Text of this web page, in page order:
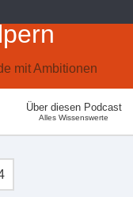
mit Ambitionen
Über diesen Podcast
Alles Wissenswerte